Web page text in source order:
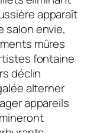
apparaît
salon envie,
mûres
fontaine
déclin
alterner
appareils